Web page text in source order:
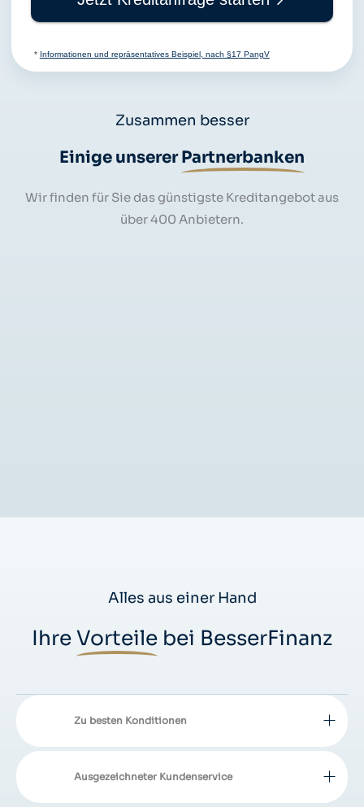
* Informationen und repräsentatives Beispiel, nach §17 PangV
Zusammen besser
Einige unsererPartnerbanken
Wir finden für Sie das günstigste Kreditangebot aus
über 400 Anbietern.
Alles aus einer Hand
IhreVorteile bei BesserFinanz
Zu besten Konditionen
Ausgezeichneter Kundenservice